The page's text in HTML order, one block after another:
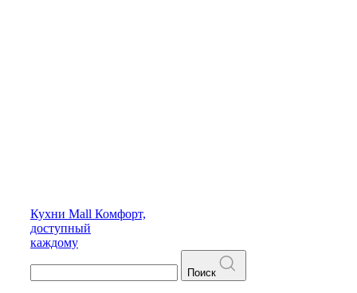
Кухни Mall Комфорт,
доступный
каждому
Поиск